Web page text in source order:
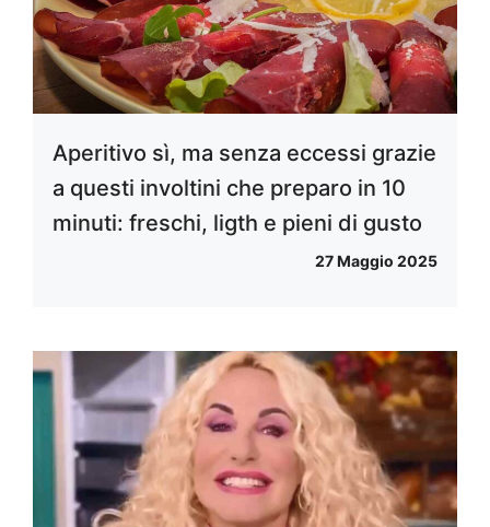
Aperitivo sì, ma senza eccessi grazie
a questi involtini che preparo in 10
minuti: freschi, ligth e pieni di gusto
27 Maggio 2025